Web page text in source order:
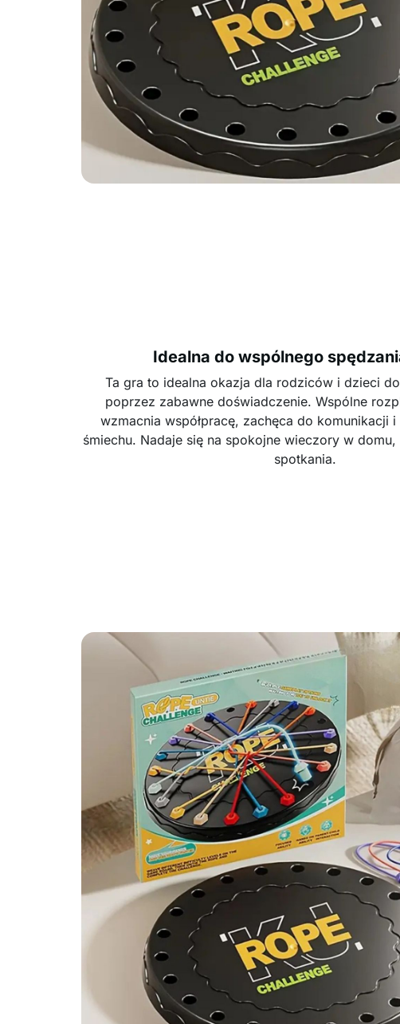
Idealna do wspólnego
Ta gra to idealna okazja dla rodziców i dzieci
poprzez zabawne doświadczenie. Wspólne
wzmacnia współpracę, zachęca do komunikacji
śmiechu. Nadaje się na spokojne wieczory w
spotkania.